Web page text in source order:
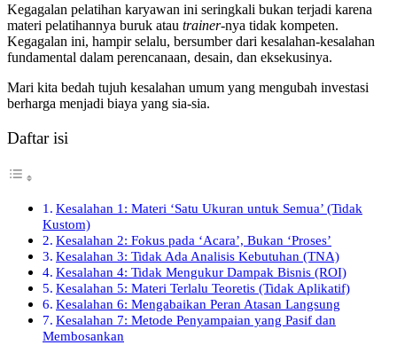
Kegagalan pelatihan karyawan ini seringkali bukan terjadi karena
materi pelatihannya buruk atau trainer-nya tidak kompeten.
Kegagalan ini, hampir selalu, bersumber dari kesalahan-kesalahan
fundamental dalam perencanaan, desain, dan eksekusinya.
Mari kita bedah tujuh kesalahan umum yang mengubah investasi
berharga menjadi biaya yang sia-sia.
Daftar isi
Kesalahan 1: Materi ‘Satu Ukuran untuk Semua’ (Tidak
Kustom)
Kesalahan 2: Fokus pada ‘Acara’, Bukan ‘Proses’
Kesalahan 3: Tidak Ada Analisis Kebutuhan (TNA)
Kesalahan 4: Tidak Mengukur Dampak Bisnis (ROI)
Kesalahan 5: Materi Terlalu Teoretis (Tidak Aplikatif)
Kesalahan 6: Mengabaikan Peran Atasan Langsung
Kesalahan 7: Metode Penyampaian yang Pasif dan
Membosankan